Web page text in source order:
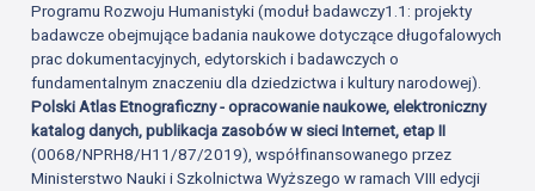
Programu Rozwoju Humanistyki (moduł badawczy1.1: projekty
badawcze obejmujące badania naukowe dotyczące długofalowych
prac dokumentacyjnych, edytorskich i badawczych o
fundamentalnym znaczeniu dla dziedzictwa i kultury narodowej).
Polski Atlas Etnograficzny - opracowanie naukowe, elektroniczny
katalog danych, publikacja zasobów w sieci Internet, etap II
(0068/NPRH8/H11/87/2019), współfinansowanego przez
Ministerstwo Nauki i Szkolnictwa Wyższego w ramach VIII edycji